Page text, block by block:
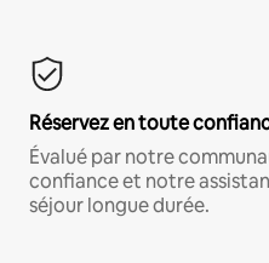
Réservez en toute
Évalué par notre
confiance et notre
séjour longue durée.